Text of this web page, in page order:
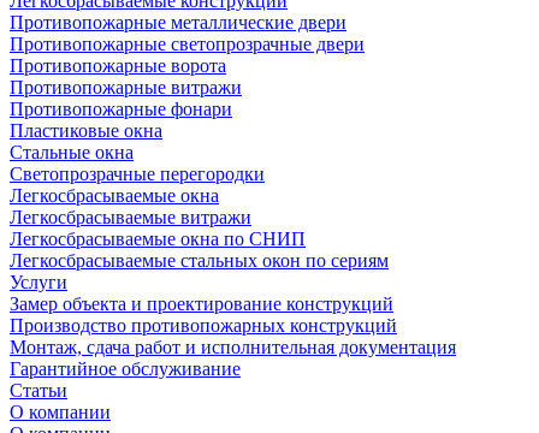
Противопожарные металлические двери
Противопожарные светопрозрачные двери
Противопожарные ворота
Противопожарные витражи
Противопожарные фонари
Пластиковые окна
Стальные окна
Светопрозрачные перегородки
Легкосбрасываемые окна
Легкосбрасываемые витражи
Легкосбрасываемые окна по СНИП
Легкосбрасываемые стальных окон по сериям
Услуги
Замер объекта и проектирование конструкций
Производство противопожарных конструкций
Монтаж, сдача работ и исполнительная документация
Гарантийное обслуживание
Статьи
О компании